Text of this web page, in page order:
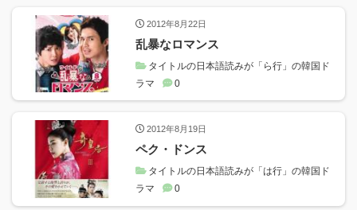
2012年8月22日
乱暴なロマンス
タイトルの日本語読みが「ら行」の韓国ド
ラマ
0
2012年8月19日
ペク・ドンス
タイトルの日本語読みが「は行」の韓国ド
ラマ
0